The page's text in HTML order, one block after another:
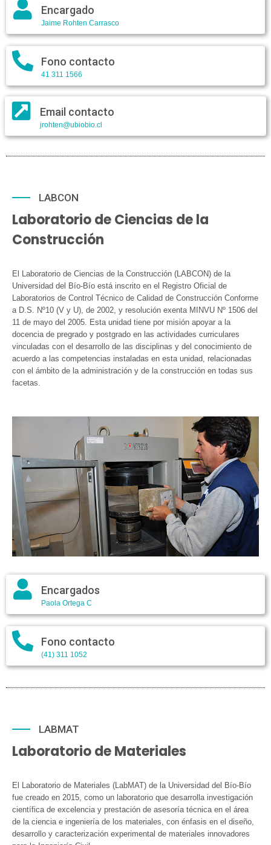
Encargado
Jaime Rohten Carrasco
Fono contacto
41 311 1566
Email contacto
jrohten@ubiobio.cl
LABCON
Laboratorio de Ciencias de la
Construcción
El Laboratorio de Ciencias de la Construcción (LABCON) de la
Universidad del Bío-Bío está inscrito en el Registro Oficial de
Laboratorios de Control Técnico de Calidad de Construcción Conforme
a D.S. Nº10 (V y U), de 2002, y resolución exenta MINVU Nº 1506 del
11 de mayo del 2005. Esta unidad tiene por misión apoyar a la
docencia de pregrado y postgrado en las actividades curriculares
vinculadas con el desarrollo de las disciplinas y del conocimiento de
acuerdo a las competencias instaladas en esta unidad, relacionadas
con el ámbito de la administración y de la construcción en todas sus
facetas.
Encargados
Paola Ortega C
Fono contacto
(41) 311 1052
LABMAT
Laboratorio de Materiales
El Laboratorio de Materiales (LabMAT) de la Universidad del Bío-Bío
fue creado en 2015, como un laboratorio que desarrolla investigación
científica de excelencia y prestación de asesoría técnica en el área
de la ciencia e ingeniería de los materiales, con énfasis en el diseño,
desarrollo y caracterización experimental de materiales innovadores